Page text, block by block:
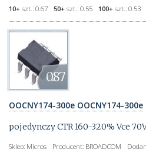
10+ szt.: 0.67 50+ szt.: 0.55 100+ szt.: 0.53
0.87
OOCNY174-300e OOCNY174-300e
pojedynczy CTR 160-320% Vce
Sklep: Micros Producent: BROADCOM